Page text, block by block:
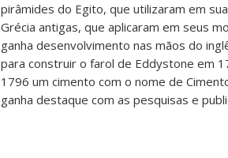
pirâmides do Egito, que utilizaram em
Grécia antigas, que aplicaram em seus
ganha desenvolvimento nas mãos do
para construir o farol de Eddystone em
1796 um cimento com o nome de
ganha destaque com as pesquisas e